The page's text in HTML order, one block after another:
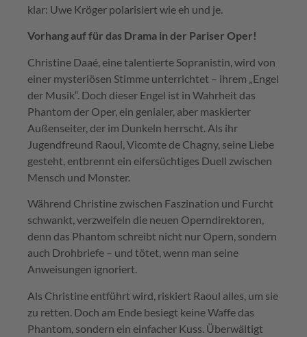
klar: Uwe Kröger polarisiert wie eh und je.
Vorhang auf für das Drama in der Pariser Oper!
Christine Daaé, eine talentierte Sopranistin, wird von
einer mysteriösen Stimme unterrichtet – ihrem „Engel
der Musik“. Doch dieser Engel ist in Wahrheit das
Phantom der Oper, ein genialer, aber maskierter
Außenseiter, der im Dunkeln herrscht. Als ihr
Jugendfreund Raoul, Vicomte de Chagny, seine Liebe
gesteht, entbrennt ein eifersüchtiges Duell zwischen
Mensch und Monster.
Während Christine zwischen Faszination und Furcht
schwankt, verzweifeln die neuen Operndirektoren,
denn das Phantom schreibt nicht nur Opern, sondern
auch Drohbriefe – und tötet, wenn man seine
Anweisungen ignoriert.
Als Christine entführt wird, riskiert Raoul alles, um sie
zu retten. Doch am Ende besiegt keine Waffe das
Phantom, sondern ein einfacher Kuss. Überwältigt